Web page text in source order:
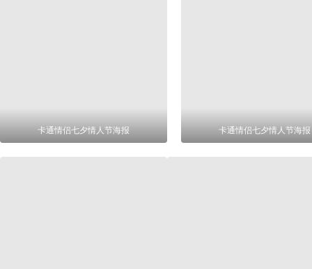
卡通情侣七夕情人节海报 卡通情侣七夕情人节海报